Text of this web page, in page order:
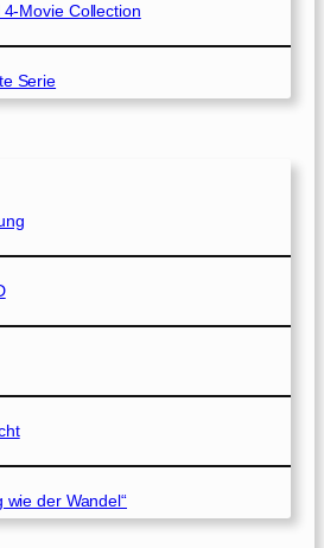
Movie Collection
Serie
wie der Wandel“